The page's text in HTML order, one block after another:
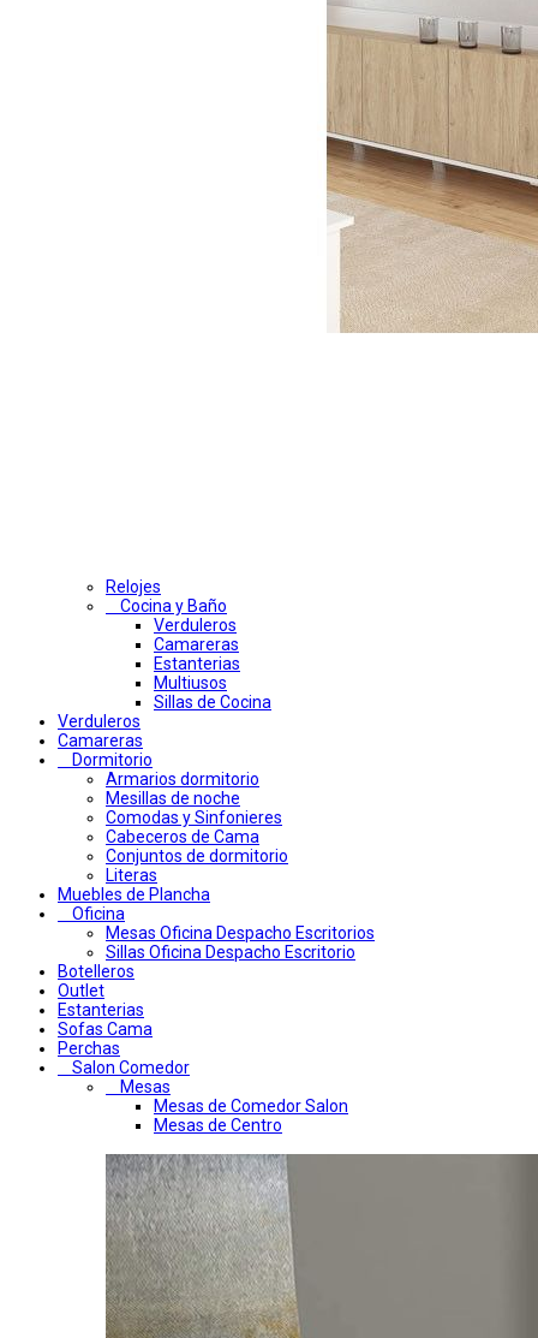
Relojes
Cocina y Baño
Verduleros
Camareras
Estanterias
Multiusos
Sillas de Cocina
Verduleros
Camareras
Dormitorio
Armarios dormitorio
Mesillas de noche
Comodas y Sinfonieres
Cabeceros de Cama
Conjuntos de dormitorio
Literas
Muebles de Plancha
Oficina
Mesas Oficina Despacho Escritorios
Sillas Oficina Despacho Escritorio
Botelleros
Outlet
Estanterias
Sofas Cama
Perchas
Salon Comedor
Mesas
Mesas de Comedor Salon
Mesas de Centro